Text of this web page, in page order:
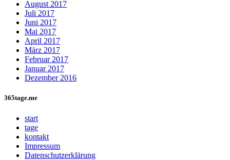
August 2017
Juli 2017
Juni 2017
Mai 2017
April 2017
März 2017
Februar 2017
Januar 2017
Dezember 2016
365tage.me
start
tage
kontakt
Impressum
Datenschutzerklärung